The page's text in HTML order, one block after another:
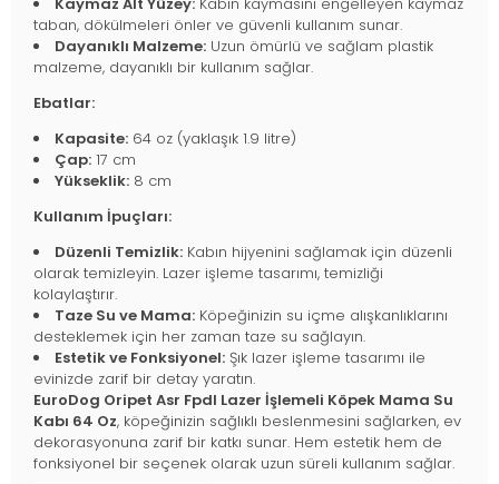
taban, dökülmeleri önler ve güvenli kullanım sunar.
Dayanıklı Malzeme: Uzun ömürlü ve sağlam plastik
malzeme, dayanıklı bir kullanım sağlar.
Ebatlar:
Kapasite: 64 oz (yaklaşık 1.9 litre)
Çap: 17 cm
Yükseklik: 8 cm
Kullanım İpuçları:
Düzenli Temizlik: Kabın hijyenini sağlamak için düzenli
olarak temizleyin. Lazer işleme tasarımı, temizliği
kolaylaştırır.
Taze Su ve Mama: Köpeğinizin su içme alışkanlıklarını
desteklemek için her zaman taze su sağlayın.
Estetik ve Fonksiyonel: Şık lazer işleme tasarımı ile
evinizde zarif bir detay yaratın.
EuroDog Oripet Asr Fpdl Lazer İşlemeli Köpek Mama Su
Kabı 64 Oz, köpeğinizin sağlıklı beslenmesini sağlarken, ev
dekorasyonuna zarif bir katkı sunar. Hem estetik hem de
fonksiyonel bir seçenek olarak uzun süreli kullanım sağlar.